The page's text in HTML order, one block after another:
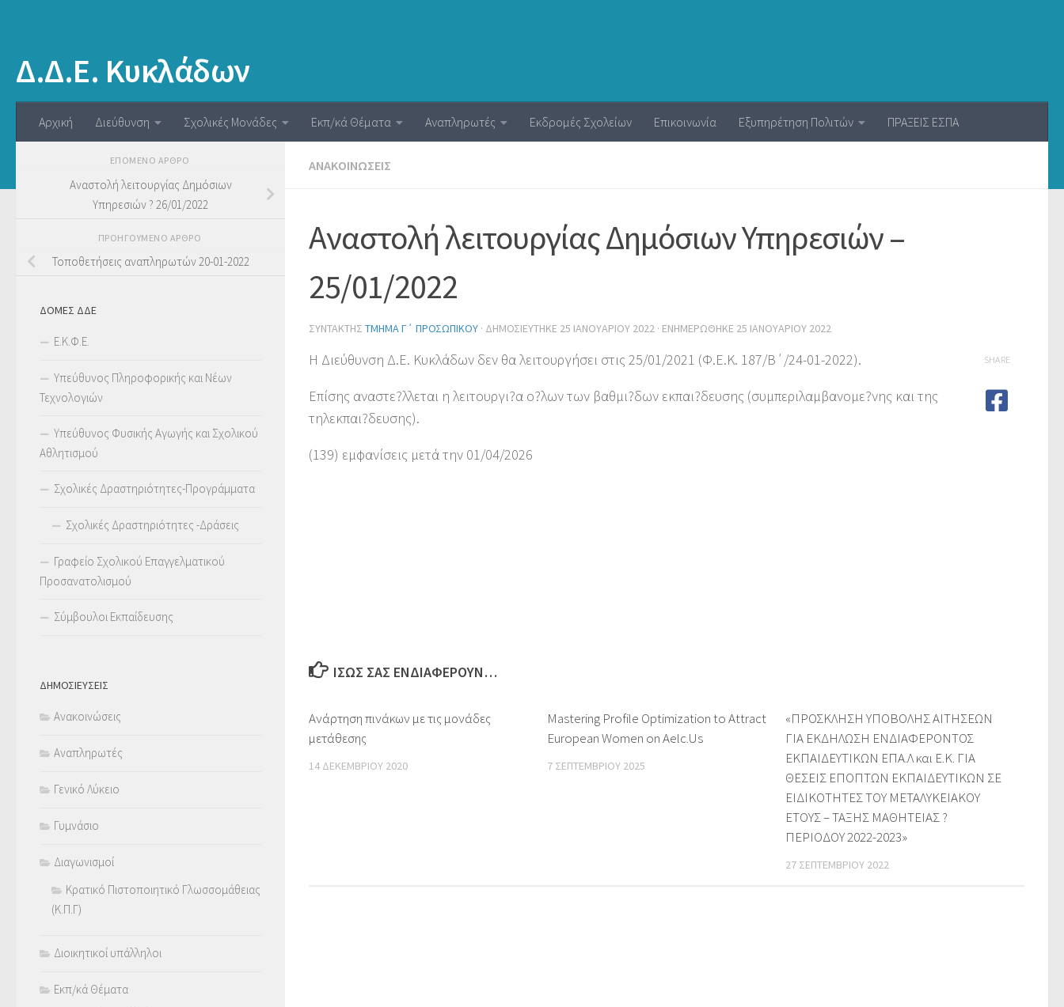
Δ.Δ.Ε. Κυκλάδων
Αρχική Διεύθυνση Σχολικές Μονάδες Εκπ/κά Θέματα Αναπληρωτές Εκδρομές Σχολείων Επικοινωνία Εξυπηρέτηση Πολιτών ΠΡΑΞΕΙΣ ΕΣΠΑ
ΑΝΑΚΟΙΝΏΣΕΙΣ
Αναστολή λειτουργίας Δημόσιων Υπηρεσιών –
25/01/2022
ΣΥΝΤΆΚΤΗΣ ΤΜΉΜΑ Γ΄ ΠΡΟΣΩΠΙΚΟΎ · ΔΗΜΟΣΙΕΎΤΗΚΕ 25 ΙΑΝΟΥΑΡΊΟΥ 2022 · ΕΝΗΜΕΡΏΘΗΚΕ 25 ΙΑΝΟΥΑΡΊΟΥ 2022
Η Διεύθυνση Δ.Ε. Κυκλάδων δεν θα λειτουργήσει στις 25/01/2021 (Φ.Ε.Κ. 187/Β΄/24-01-2022).
Επίσης αναστε?λλεται η λειτουργι?α ο?λων των βαθμι?δων εκπαι?δευσης (συμπεριλαμβανομε?νης και της
τηλεκπαι?δευσης).
(139) εμφανίσεις μετά την 01/04/2026
SHARE
ΊΣΩΣ ΣΑΣ ΕΝΔΙΑΦΈΡΟΥΝ…
Ανάρτηση πινάκων με τις μονάδες
μετάθεσης
14 ΔΕΚΕΜΒΡΊΟΥ 2020
Mastering Profile Optimization to Attract
European Women on Aelc.Us
7 ΣΕΠΤΕΜΒΡΊΟΥ 2025
«ΠΡΟΣΚΛΗΣΗ ΥΠΟΒΟΛΗΣ ΑΙΤΗΣΕΩΝ
ΓΙΑ ΕΚΔΗΛΩΣΗ ΕΝΔΙΑΦΕΡΟΝΤΟΣ
ΕΚΠΑΙΔΕΥΤΙΚΩΝ ΕΠΑ.Λ και Ε.Κ. ΓΙΑ
ΘΕΣΕΙΣ ΕΠΟΠΤΩΝ ΕΚΠΑΙΔΕΥΤΙΚΩΝ ΣΕ
ΕΙΔΙΚΟΤΗΤΕΣ ΤΟΥ ΜΕΤΑΛΥΚΕΙΑΚΟΥ
ΕΤΟΥΣ – ΤΑΞΗΣ ΜΑΘΗΤΕΙΑΣ ?
ΠΕΡΙΟΔΟΥ 2022-2023»
27 ΣΕΠΤΕΜΒΡΊΟΥ 2022
ΕΠΌΜΕΝΟ ΆΡΘΡΟ
Αναστολή λειτουργίας Δημόσιων
Υπηρεσιών ? 26/01/2022
ΠΡΟΗΓΟΎΜΕΝΟ ΆΡΘΡΟ
Τοποθετήσεις αναπληρωτών 20-01-2022
ΔΟΜΕΣ ΔΔΕ
Ε.Κ.Φ.Ε.
Υπεύθυνος Πληροφορικής και Νέων
Τεχνολογιών
Υπεύθυνος Φυσικής Αγωγής και Σχολικού
Αθλητισμού
Σχολικές Δραστηριότητες-Προγράμματα
Σχολικές Δραστηριότητες -Δράσεις
Γραφείο Σχολικού Επαγγελματικού
Προσανατολισμού
Σύμβουλοι Εκπαίδευσης
ΔΗΜΟΣΙΕΥΣΕΙΣ
Ανακοινώσεις
Αναπληρωτές
Γενικό Λύκειο
Γυμνάσιο
Διαγωνισμοί
Κρατικό Πιστοποιητικό Γλωσσομάθειας
(Κ.Π.Γ)
Διοικητικοί υπάλληλοι
Εκπ/κά Θέματα